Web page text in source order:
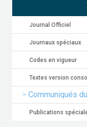
Journal Officiel
Journaux spéciaux
Codes en vigueur
Textes version
Communiqués
Publications